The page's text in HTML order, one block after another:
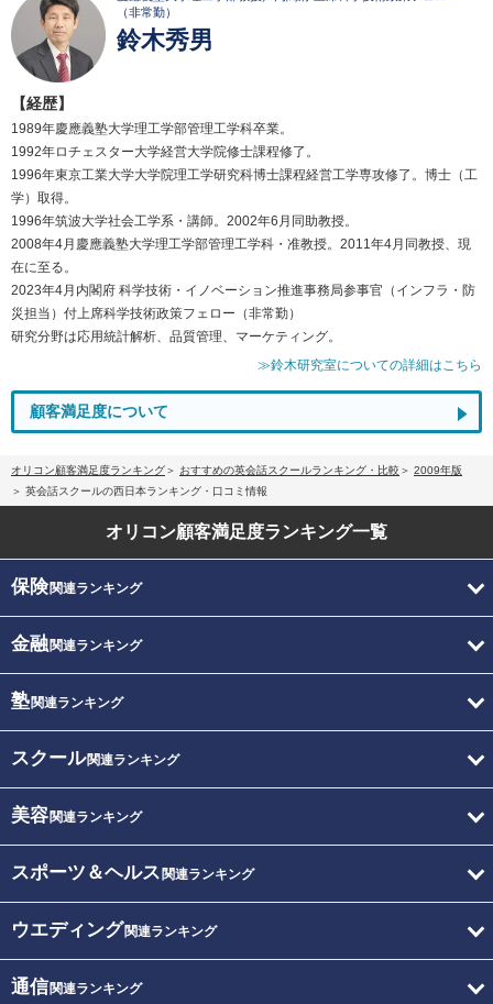
（非常勤）
鈴木秀男
【経歴】
1989年慶應義塾大学理工学部管理工学科卒業。
1992年ロチェスター大学経営大学院修士課程修了。
1996年東京工業大学大学院理工学研究科博士課程経営工学専攻修了。博士（工
学）取得。
1996年筑波大学社会工学系・講師。2002年6月同助教授。
2008年4月慶應義塾大学理工学部管理工学科・准教授。2011年4月同教授、現
在に至る。
2023年4月内閣府 科学技術・イノベーション推進事務局参事官（インフラ・防
災担当）付上席科学技術政策フェロー（非常勤）
研究分野は応用統計解析、品質管理、マーケティング。
≫鈴木研究室についての詳細はこちら
顧客満足度について
オリコン顧客満足度ランキング おすすめの英会話スクールランキング・比較
2009年版
英会話スクールの西日本ランキング・口コミ情報
オリコン顧客満足度ランキング一覧
保険関連ランキング
金融関連ランキング
塾関連ランキング
スクール関連ランキング
美容関連ランキング
スポーツ＆ヘルス 関連ランキング
ウエディング関連ランキング
通信関連ランキング